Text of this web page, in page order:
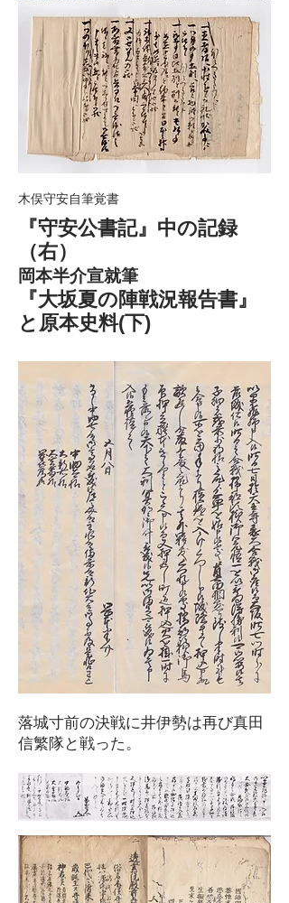
木俣守安自筆覚書
『守安公書記』中の記録
（右）
岡本半介宣就筆
『大坂夏の陣戦況報告書』
と原本史料(下)
落城寸前の決戦に井伊勢は再び真田
信繁隊と戦った。